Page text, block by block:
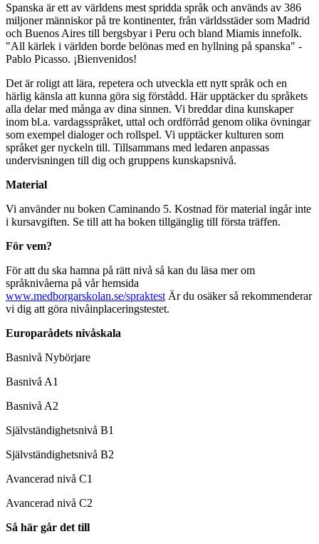
Spanska är ett av världens mest spridda språk och används av 386
miljoner människor på tre kontinenter, från världsstäder som Madrid
och Buenos Aires till bergsbyar i Peru och bland Miamis innefolk.
"All kärlek i världen borde belönas med en hyllning på spanska" -
Pablo Picasso. ¡Bienvenidos!
Det är roligt att lära, repetera och utveckla ett nytt språk och en
härlig känsla att kunna göra sig förstådd. Här upptäcker du språkets
alla delar med många av dina sinnen. Vi breddar dina kunskaper
inom bl.a. vardagsspråket, uttal och ordförråd genom olika övningar
som exempel dialoger och rollspel. Vi upptäcker kulturen som
språket ger nyckeln till. Tillsammans med ledaren anpassas
undervisningen till dig och gruppens kunskapsnivå.
Material
Vi använder nu boken Caminando 5. Kostnad för material ingår inte
i kursavgiften. Se till att ha boken tillgänglig till första träffen.
För vem?
För att du ska hamna på rätt nivå så kan du läsa mer om
språknivåerna på vår hemsida
www.medborgarskolan.se/spraktest Är du osäker så rekommenderar
vi dig att göra nivåinplaceringstestet.
Europarådets nivåskala
Basnivå Nybörjare
Basnivå A1
Basnivå A2
Självständighetsnivå B1
Självständighetsnivå B2
Avancerad nivå C1
Avancerad nivå C2
Så här går det till